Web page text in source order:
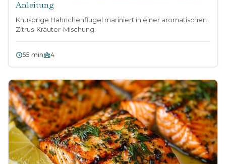
Anleitung
Knusprige Hähnchenflügel mariniert in einer aromatischen
Zitrus-Kräuter-Mischung.
55 min 4